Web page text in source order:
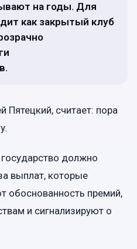
на годы. Для
как закрытый клуб
Пятецкий, считает: пора
должно
выплат, которые
обоснованность премий,
и сигнализируют о